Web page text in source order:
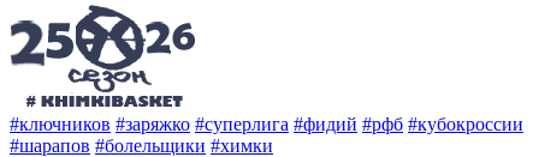
#ключников #заряжко #суперлига #фидий #рфб #кубокроссии
#шарапов #болельщики #химки